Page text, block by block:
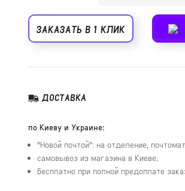
ЗАКАЗАТЬ В 1 КЛИК
ДОСТАВКА
по Киеву и Украине:
"Новой почтой": на отделение,
самовывоз из магазина в Киеве;
бесплатно при полной предоплате